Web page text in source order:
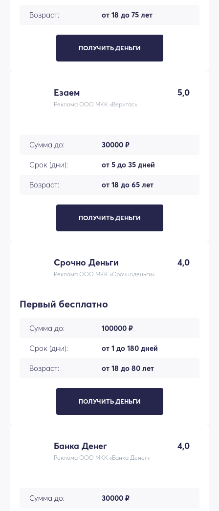
Возраст: от 18 до 75 лет
ПОЛУЧИТЬ ДЕНЬГИ
Езаем 5,0
Реклама ООО МКК «Веритас»
Сумма до: 30000 ₽
Срок (дни): от 5 до 35 дней
Возраст: от 18 до 65 лет
ПОЛУЧИТЬ ДЕНЬГИ
Срочно Деньги 4,0
Реклама ООО МКК «Срочноденьги»
Первый бесплатно
Сумма до: 100000 ₽
Срок (дни): от 1 до 180 дней
Возраст: от 18 до 80 лет
ПОЛУЧИТЬ ДЕНЬГИ
Банка Денег 4,0
Реклама ООО МКК «Банка Денег»
Сумма до: 30000 ₽